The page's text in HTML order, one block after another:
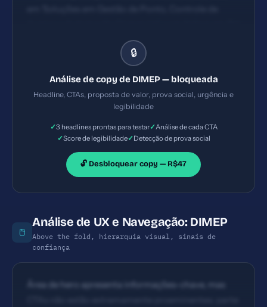
e segurança. Ainda assim, pode melhorar o
destaque de benefício imediato (ex: redução de
de valor. CTAs visíveis porém dispersos entre
seções. Há CTAs de orçamento e contato, mas a
(ex: um CTA único e proeminente no topo para
🔒
Análise de copy de DIMEP — bloqueada
Headline, CTAs, proposta de valor, prova social, urgência e
legibilidade
✓3 headlines prontas para testar✓Análise de cada CTA
✓Score de legibilidade✓Detecção de prova social
🔓 Desbloquear copy — R$47
🖱️
Análise de UX e Navegação: DIMEP
Above the fold, hierarquia visual, sinais de
confiança
Área de hero apresenta informações-chave, mas